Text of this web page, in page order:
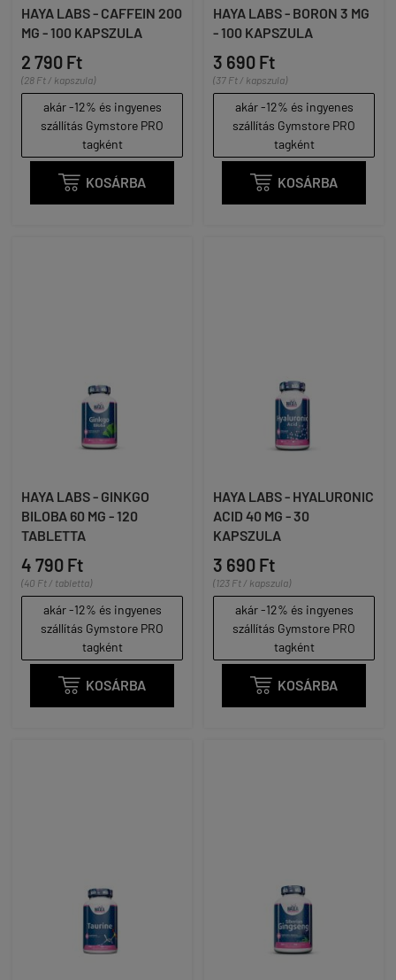
HAYA LABS - CAFFEIN 200
MG - 100 KAPSZULA
2 790 Ft
(28 Ft / kapszula)
akár -12% és ingyenes
szállítás Gymstore PRO
tagként
 KOSÁRBA
HAYA LABS - BORON 3 MG
- 100 KAPSZULA
3 690 Ft
(37 Ft / kapszula)
akár -12% és ingyenes
szállítás Gymstore PRO
tagként
 KOSÁRBA
HAYA LABS - GINKGO
BILOBA 60 MG - 120
TABLETTA
4 790 Ft
(40 Ft / tabletta)
akár -12% és ingyenes
szállítás Gymstore PRO
tagként
 KOSÁRBA
HAYA LABS - HYALURONIC
ACID 40 MG - 30
KAPSZULA
3 690 Ft
(123 Ft / kapszula)
akár -12% és ingyenes
szállítás Gymstore PRO
tagként
 KOSÁRBA